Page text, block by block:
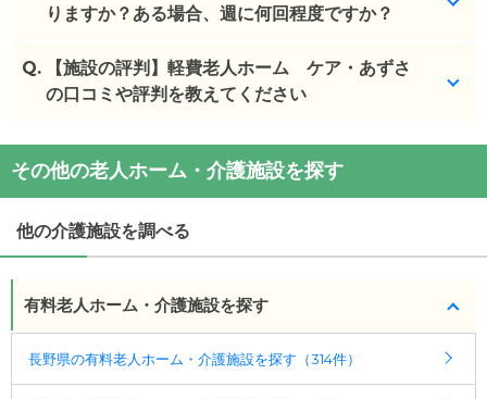
退室をお願いします。
(回答者: 施設担当者,回答日: 2024/03/04)
りますか？ある場合、週に何回程度ですか？
月ごとにレクがあり、うち何日間かは体操する回が
ございます。
Q.
【施設の評判】軽費老人ホーム ケア・あずさ
の口コミや評判を教えてください
軽費老人ホーム ケア・あずさを見学した方の口コ
ミを確認できます。
軽費老人ホーム ケア・あずさ
・すぐに対応してもらえる事、いつでも親身になっ
施設の雰囲気
軽費老人ホーム ケア・あずさのページでは、15枚
の施設写真と360°パノラマ写真を見ることができま
その他の老人ホーム・介護施設を探す
他の介護施設を調べる
有料老人ホーム・介護施設を探す
長野県の有料老人ホーム・介護施設を探す（314件）